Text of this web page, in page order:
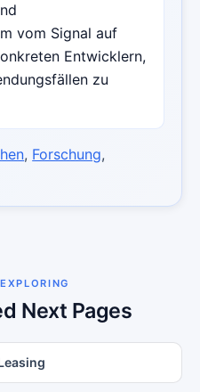
vom Signal auf
Entwicklern,
zu
, Forschung,
Next Pages